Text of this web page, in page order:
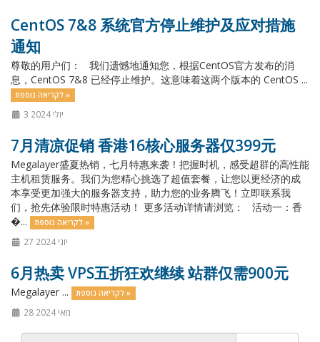
CentOS 7&8 系统官方停止维护及应对措施
通知
尊敬的用户们： 我们遗憾地通知您，根据CentOS官方发布的消
息，CentOS 7&8 已经停止维护。这意味着这两个版本的 CentOS ...
לקריאה נוספת »
3 יולי 2024
7月清凉促销 香港16核心服务器仅399元
Megalayer盛夏热销，七月特惠来袭！把握时机，感受超群的高性能
主机租赁服务。我们为您精心挑选了超值套餐，让您以更经济的成
本享受更加强大的服务器支持，助力您的业务腾飞！立即联系我
们，抢先体验限时特惠活动！ 更多活动详情请浏览： 活动一：香
�...
לקריאה נוספת »
27 יוני 2024
6月热卖 VPS五折狂欢继续 站群仅需900元
Megalayer ... לקריאה נוספת »
28 מאי 2024